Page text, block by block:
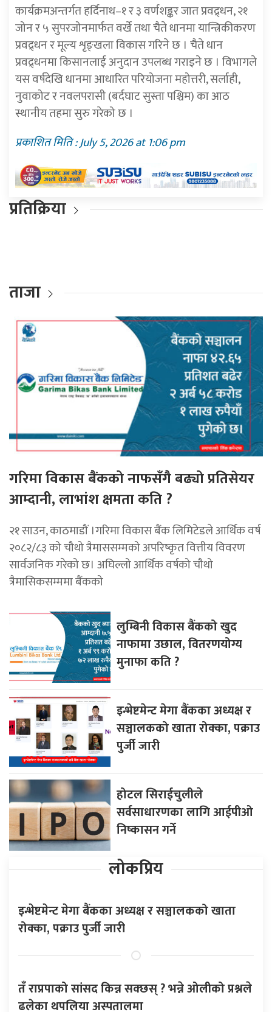
कार्यक्रमअन्तर्गत हर्दिनाथ–१ र ३ वर्णशङ्कर जात प्रवद्र्धन, २१
जोन र ५ सुपरजोनमार्फत वर्खे तथा चैते धानमा यान्त्रिकीकरण
प्रवद्र्धन र मूल्य शृङ्खला विकास गरिने छ । चैते धान
प्रवद्र्धनमा किसानलाई अनुदान उपलब्ध गराइने छ । विभागले
यस वर्षदेखि धानमा आधारित परियोजना महोत्तरी, सर्लाही,
नुवाकोट र नवलपरासी (बर्दघाट सुस्ता पश्चिम) का आठ
स्थानीय तहमा सुरु गरेको छ ।
प्रकाशित मिति : July 5, 2026 at 1:06 pm
प्रतिक्रिया
ताजा
गरिमा विकास बैंकको नाफसँगै बढ्यो प्रतिसेयर
आम्दानी, लाभांश क्षमता कति ?
२१ साउन, काठमाडौं ।गरिमा विकास बैंक लिमिटेडले आर्थिक वर्ष
२०८२/८३ को चौथो त्रैमाससम्मको अपरिष्कृत वित्तीय विवरण
सार्वजनिक गरेको छ। अघिल्लो आर्थिक वर्षको चौथो
त्रैमासिकसम्ममा बैंकको
लुम्बिनी विकास बैंकको खुद
नाफामा उछाल, वितरणयोग्य
मुनाफा कति ?
इन्भेष्टमेन्ट मेगा बैंकका अध्यक्ष र
सञ्चालकको खाता रोक्का, पक्राउ
पुर्जी जारी
होटल सिराईचुलीले
सर्वसाधारणका लागि आईपीओ
निष्कासन गर्ने
लोकप्रिय
इन्भेष्टमेन्ट मेगा बैंकका अध्यक्ष र सञ्चालकको खाता
रोक्का, पक्राउ पुर्जी जारी
तँ राप्रपाको सांसद किन्न सक्छस् ? भन्ने ओलीको प्रश्नले
ढलेका थपलिया अस्पतालमा